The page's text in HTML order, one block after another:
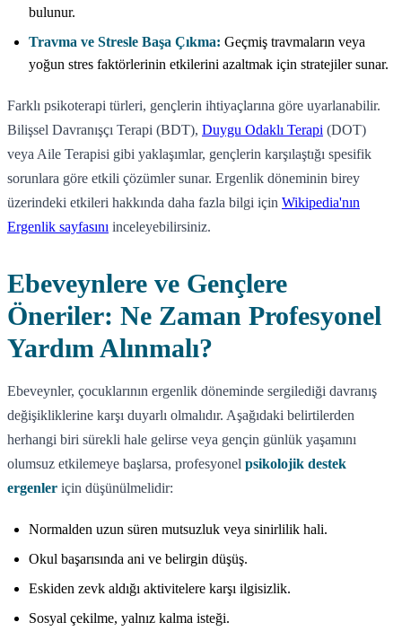
bulunur.
Travma ve Stresle Başa Çıkma: Geçmiş travmaların veya
yoğun stres faktörlerinin etkilerini azaltmak için stratejiler sunar.
Farklı psikoterapi türleri, gençlerin ihtiyaçlarına göre uyarlanabilir.
Bilişsel Davranışçı Terapi (BDT), Duygu Odaklı Terapi (DOT)
veya Aile Terapisi gibi yaklaşımlar, gençlerin karşılaştığı spesifik
sorunlara göre etkili çözümler sunar. Ergenlik döneminin birey
üzerindeki etkileri hakkında daha fazla bilgi için Wikipedia'nın
Ergenlik sayfasını inceleyebilirsiniz.
Ebeveynlere ve Gençlere
Öneriler: Ne Zaman Profesyonel
Yardım Alınmalı?
Ebeveynler, çocuklarının ergenlik döneminde sergilediği davranış
değişikliklerine karşı duyarlı olmalıdır. Aşağıdaki belirtilerden
herhangi biri sürekli hale gelirse veya gençin günlük yaşamını
olumsuz etkilemeye başlarsa, profesyonel psikolojik destek
ergenler için düşünülmelidir:
Normalden uzun süren mutsuzluk veya sinirlilik hali.
Okul başarısında ani ve belirgin düşüş.
Eskiden zevk aldığı aktivitelere karşı ilgisizlik.
Sosyal çekilme, yalnız kalma isteği.